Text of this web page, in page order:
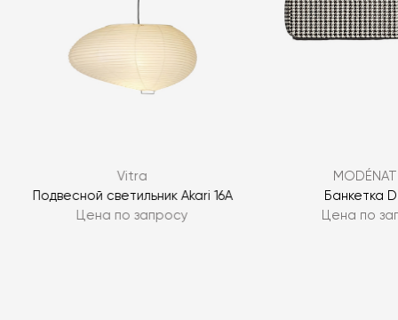
Vitra
Подвесной светильник Akari 16A
Цена по запросу
Банкетка
Цена по